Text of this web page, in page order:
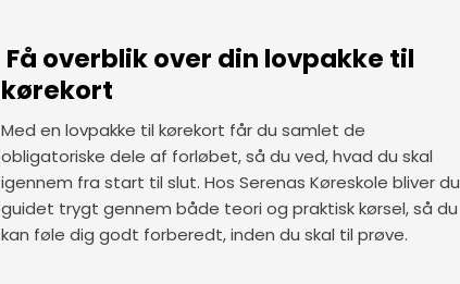
​ Få overblik over din lovpakke til
kørekort
Med en lovpakke til kørekort får du samlet de
obligatoriske dele af forløbet, så du ved, hvad du skal
igennem fra start til slut. Hos Serenas Køreskole bliver du
guidet trygt gennem både teori og praktisk kørsel, så du
kan føle dig godt forberedt, inden du skal til prøve.